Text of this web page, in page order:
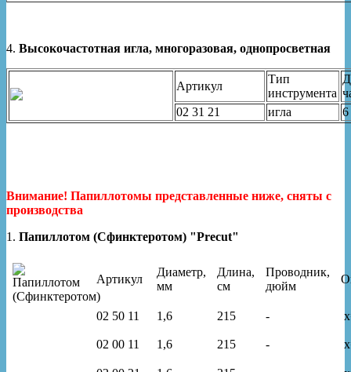
4. Высокочастотная игла, многоразовая, однопросветная
Артикул
Тип
инструмента
02 31 21
игла 6
Внимание! Папиллотомы представленные ниже, сняты с
производства
1. Папиллотом (Сфинктеротом) "Precut"
Артикул
Диаметр,
мм
Длина,
см
Проводник,
дюйм
02 50 11 1,6 215 -
02 00 11 1,6 215 -